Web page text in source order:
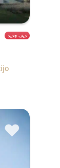
ديف جديد
♥